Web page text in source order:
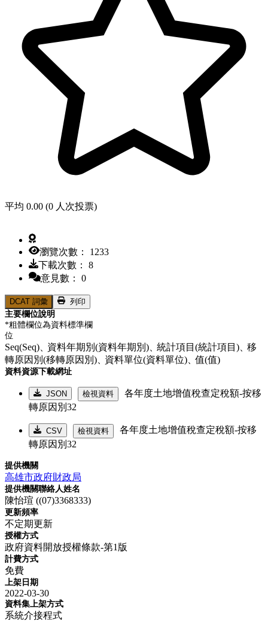
平均 0.00 (0 人次投票)
瀏覽次數： 1233
下載次數： 8
意見數： 0
DCAT 詞彙
列印
主要欄位說明
*粗體欄位為資料標準欄
位
Seq(Seq)、資料年期別(資料年期別)、統計項目(統計項目)、移
轉原因別(移轉原因別)、資料單位(資料單位)、值(值)
資料資源下載網址
JSON 檢視資料
各年度土地增值稅查定稅額-按移
轉原因別32
CSV 檢視資料
各年度土地增值稅查定稅額-按移
轉原因別32
提供機關
高雄市政府財政局
提供機關聯絡人姓名
陳怡瑄 ((07)3368333)
更新頻率
不定期更新
授權方式
政府資料開放授權條款-第1版
計費方式
免費
上架日期
2022-03-30
資料集上架方式
系統介接程式